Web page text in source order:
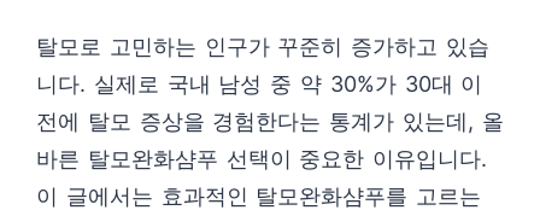
탈모로 고민하는 인구가 꾸준히 증가하고 있습
니다. 실제로 국내 남성 중 약 30%가 30대 이
전에 탈모 증상을 경험한다는 통계가 있는데, 올
바른 탈모완화샴푸 선택이 중요한 이유입니다.
이 글에서는 효과적인 탈모완화샴푸를 고르는